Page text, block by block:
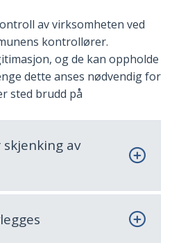
av virksomheten ved
kontrollører.
og de kan oppholde
dette anses nødvendig for
sted brudd på
av